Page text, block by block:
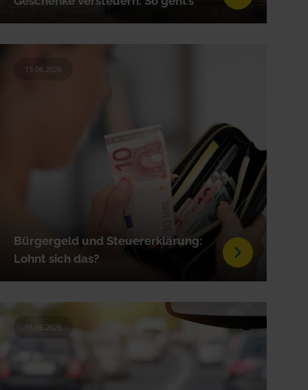
Bürgergeld und Steuererklärung:
Lohnt sich das?
15.06.2026
15.06.2026